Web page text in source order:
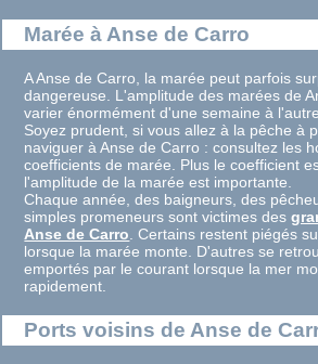
Marée à Anse de Carro
A Anse de Carro, la marée peut parfois
dangereuse. L'amplitude des marées de
varier énormément d'une semaine à
Soyez prudent, si vous allez à la pêche à
naviguer à Anse de Carro : consultez les
coefficients de marée. Plus le coefficient
l'amplitude de la marée est importante.
Chaque année, des baigneurs, des
simples promeneurs sont victimes des
Anse de Carro. Certains restent piégés
lorsque la marée monte. D'autres se
emportés par le courant lorsque la mer
rapidement.
Ports voisins de Anse de